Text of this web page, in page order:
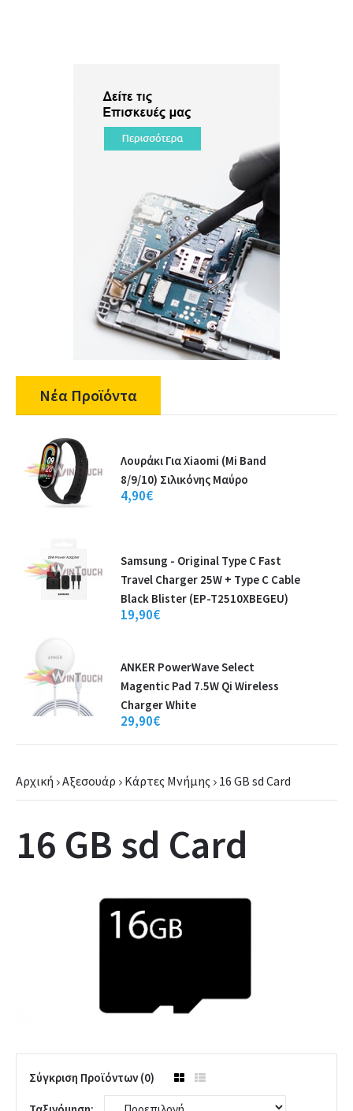
Νέα Προϊόντα
Λουράκι Για Xiaomi (Mi Band
8/9/10) Σιλικόνης Μαύρο
4,90€
Samsung - Original Type C Fast
Travel Charger 25W + Type C Cable
Black Blister (EP-T2510XBEGEU)
19,90€
ANKER PowerWave Select
Magentic Pad 7.5W Qi Wireless
Charger White
29,90€
Αρχική Αξεσουάρ Κάρτες Μνήμης 16 GB sd Card
16 GB sd Card
Σύγκριση Προϊόντων (0)